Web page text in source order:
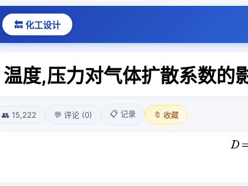
🔙 化工设计
温度,压力对气体扩散系数的
👥 15,222 💬 评论 (0) 📋 记录 🔖 收藏